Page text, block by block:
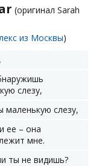
(оригинал Sarah
из Москвы)
слезу,
маленькую слезу,
ее – она
мне.
ты не видишь?